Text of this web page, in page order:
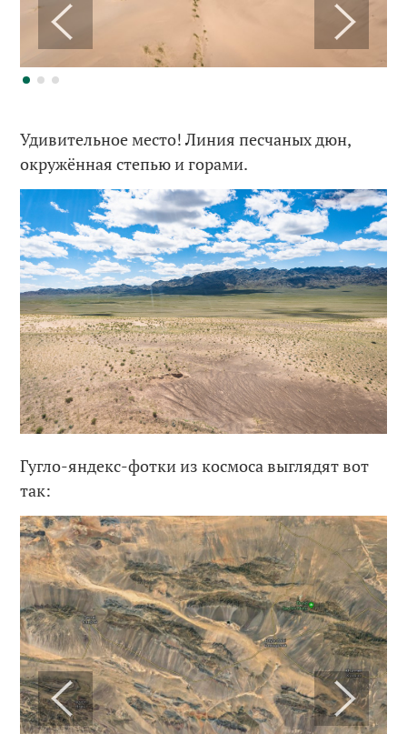
Удивительное место! Линия песчаных дюн,
окружённая степью и горами.
Гугло-яндекс-фотки из космоса выглядят вот
так: